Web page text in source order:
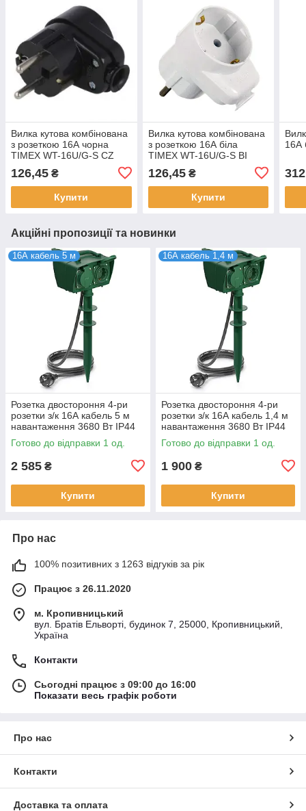
Вилка кутова комбінована
з розеткою 16А чорна
TIMEX WT-16U/G-S CZ
126,45 ₴
Купити
Вилка кутова комбінована
з розеткою 16А біла
TIMEX WT-16U/G-S BI
126,45₴
Купити
16А
Акційні пропозиції та новинки
16А кабель 5 м
Розетка двостороння 4-ри
розетки з/к 16А кабель 5 м
навантаження 3680 Вт IP44
deleyCON
Готово до відправки 1 од.
2 585 ₴
Купити
16А кабель 1,4 м
Розетка двостороння 4-ри
розетки з/к 16А кабель 1,4 м
навантаження 3680 Вт IP44
deleyCON
Готово до відправки 1 од.
1 900 ₴
Купити
Про нас
100% позитивних з 1263 відгуків за рік
Працює з 26.11.2020
м. Кропивницький
вул. Братів Ельворті, будинок 7, 25000, Кропивницький,
Україна
Контакти
Сьогодні працює з 09:00 до 16:00
Показати весь графік роботи
Про нас
Контакти
Доставка та оплата